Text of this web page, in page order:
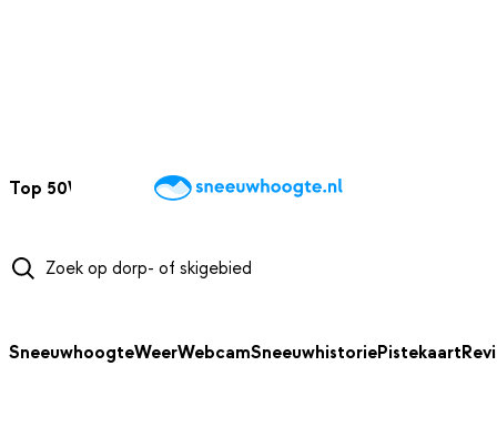
Top 50Webcams WintersportweerKaarten
SneeuwhoogteWeerWebcamSneeuwhistoriePistekaart